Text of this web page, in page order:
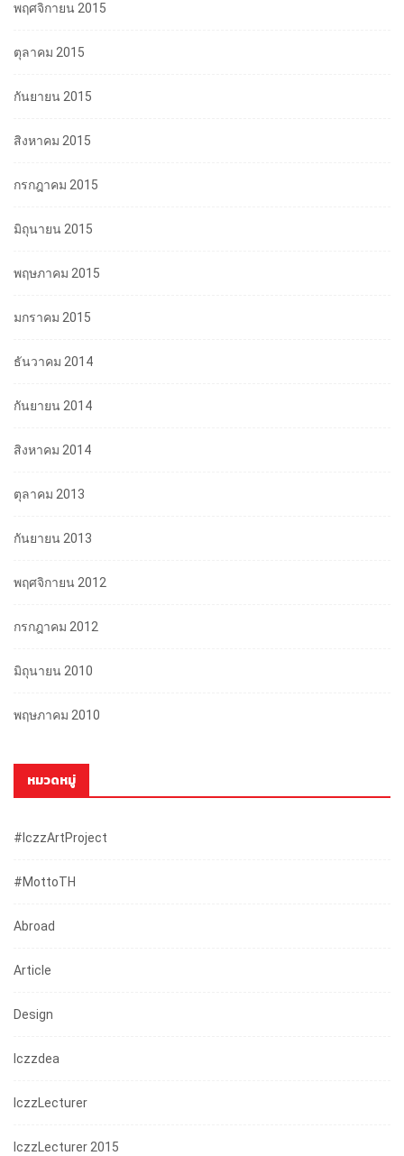
พฤศจิกายน 2015
ตุลาคม 2015
กันยายน 2015
สิงหาคม 2015
กรกฎาคม 2015
มิถุนายน 2015
พฤษภาคม 2015
มกราคม 2015
ธันวาคม 2014
กันยายน 2014
สิงหาคม 2014
ตุลาคม 2013
กันยายน 2013
พฤศจิกายน 2012
กรกฎาคม 2012
มิถุนายน 2010
พฤษภาคม 2010
หมวดหมู่
#iczzArtProject
#mottoTH
Abroad
Article
Design
Iczzdea
IczzLecturer
IczzLecturer 2015